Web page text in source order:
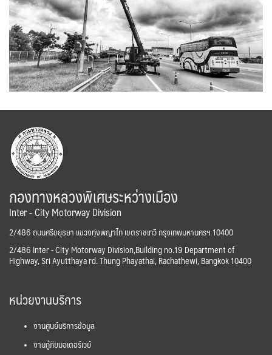
กองทางหลวงพิเศษระหว่างเมือง
Inter - City Motorway Division
2/486 ถนนศรีอยุธยา แขวงทุ่งพญาไท เขตราชเทวี กรุงเทพมหานครฯ 10400
2/486 Inter - City Motorway Division,Building no.19 Department of
Highway, Sri Ayutthaya rd. Thung Phayathai, Rachathewi, Bangkok 10400
หน่วยงานบริการ
งานศูนย์บริการข้อมูล
งานกู้ภัยมอเตอร์เวย์